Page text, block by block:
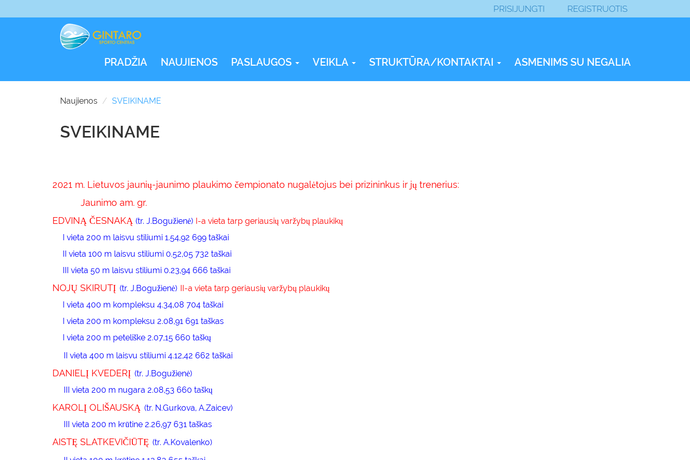
PRISIJUNGTI REGISTRUOTIS
PRADŽIA NAUJIENOS PASLAUGOS VEIKLA STRUKTŪRA/KONTAKTAI ASMENIMS SU NEGALIA
Naujienos SVEIKINAME
SVEIKINAME
2021 m. Lietuvos jaunių-jaunimo plaukimo čempionato nugalėtojus bei prizininkus ir jų trenerius:
Jaunimo am. gr.
EDVINĄ ČESNAKĄ (tr. J.Bogužienė) I-a vieta tarp geriausių varžybų plaukikų
I vieta 200 m laisvu stiliumi 1.54,92 699 taškai
II vieta 100 m laisvu stiliumi 0.52,05 732 taškai
III vieta 50 m laisvu stiliumi 0.23,94 666 taškai
NOJŲ SKIRUTĮ (tr. J.Bogužienė) II-a vieta tarp geriausių varžybų plaukikų
I vieta 400 m kompleksu 4.34,08 704 taškai
I vieta 200 m kompleksu 2.08,91 691 taškas
I vieta 200 m peteliške 2.07,15 660 taškų
II vieta 400 m laisvu stiliumi 4.12,42 662 taškai
DANIELĮ KVEDERĮ (tr. J.Bogužienė)
III vieta 200 m nugara 2.08,53 660 taškų
KAROLĮ OLIŠAUSKĄ (tr. N.Gurkova, A.Zaicev)
III vieta 200 m krūtine 2.26,97 631 taškas
AISTĘ SLATKEVIČIŪTĘ (tr. A.Kovalenko)